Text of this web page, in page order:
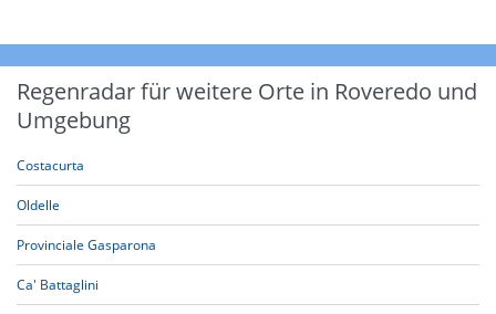
Regenradar für weitere Orte in Roveredo und
Umgebung
Costacurta
Oldelle
Provinciale Gasparona
Ca' Battaglini